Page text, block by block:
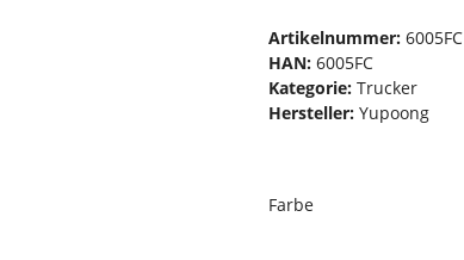
Artikelnummer: 6005FC
HAN: 6005FC
Kategorie: Trucker
Hersteller: Yupoong
Farbe